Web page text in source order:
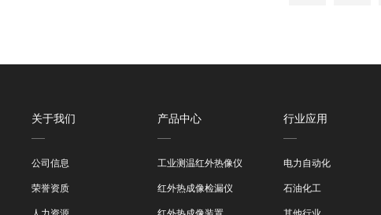
关于我们
公司信息
荣誉资质
产品中心
工业测温红外热像仪
红外热成像检漏仪
行业应用
电力自动化
石油化工